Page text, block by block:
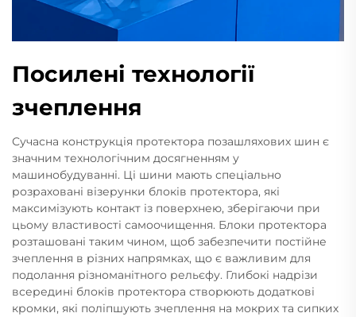
Посилені технології
зчеплення
Сучасна конструкція протектора позашляхових шин є
значним технологічним досягненням у
машинобудуванні. Ці шини мають спеціально
розраховані візерунки блоків протектора, які
максимізують контакт із поверхнею, зберігаючи при
цьому властивості самоочищення. Блоки протектора
розташовані таким чином, щоб забезпечити постійне
зчеплення в різних напрямках, що є важливим для
подолання різноманітного рельєфу. Глибокі надрізи
всередині блоків протектора створюють додаткові
кромки, які поліпшують зчеплення на мокрих та сипких